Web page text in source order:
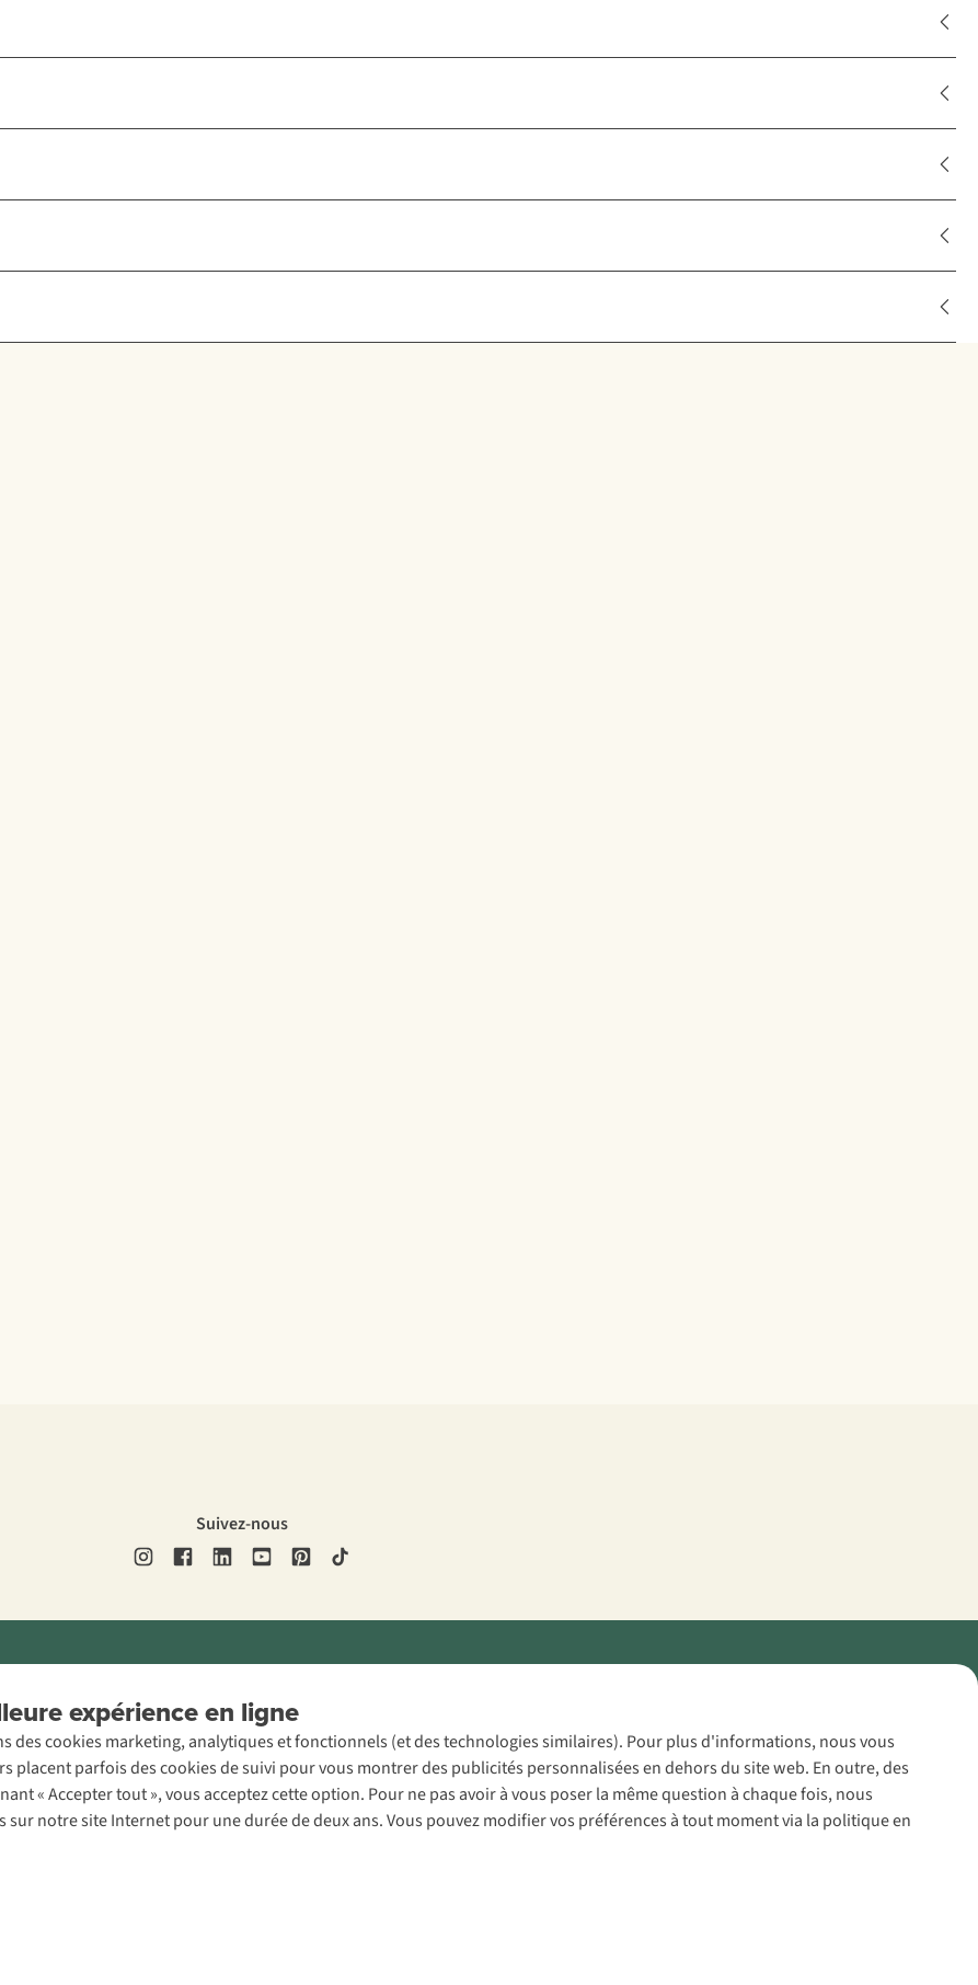
expérience en ligne
des cookies marketing, analytiques et fonctionnels (et des technologies similaires). Pour plus d'informations, nous vous
placent parfois des cookies de suivi pour vous montrer des publicités personnalisées en dehors du site web. En outre, des
« Accepter tout », vous acceptez cette option. Pour ne pas avoir à vous poser la même question à chaque fois, nous
notre site Internet pour une durée de deux ans. Vous pouvez modifier vos préférences à tout moment via la politique en
Suivez-nous